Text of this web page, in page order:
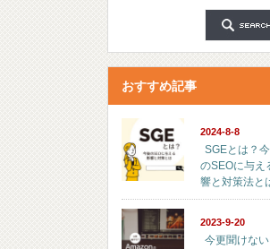
おすすめ記事
2024-8-8
SGEとは？
のSEOに与え
響と対策法と
2023-9-20
今更聞けない